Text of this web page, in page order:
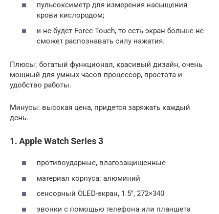
пульсоксиметр для измерения насыщения
крови кислородом;
и не будет Force Touch, то есть экран больше не
сможет распознавать силу нажатия.
Плюсы: богатый функционал, красивый дизайн, очень
мощный для умных часов процессор, простота и
удобство работы.
Минусы: высокая цена, придется заряжать каждый
день.
1. Apple Watch Series 3
противоударные, влагозащищенные
материал корпуса: алюминий
сенсорный OLED-экран, 1.5″, 272×340
звонки с помощью телефона или планшета